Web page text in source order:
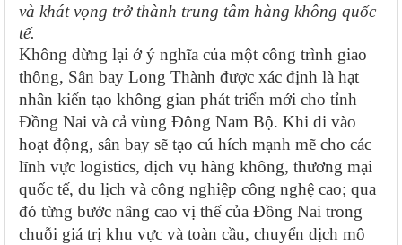
và khát vọng trở thành trung tâm hàng không quốc
tế.
Không dừng lại ở ý nghĩa của một công trình giao
thông, Sân bay Long Thành được xác định là hạt
nhân kiến tạo không gian phát triển mới cho tỉnh
Đồng Nai và cả vùng Đông Nam Bộ. Khi đi vào
hoạt động, sân bay sẽ tạo cú hích mạnh mẽ cho các
lĩnh vực logistics, dịch vụ hàng không, thương mại
quốc tế, du lịch và công nghiệp công nghệ cao; qua
đó từng bước nâng cao vị thế của Đồng Nai trong
chuỗi giá trị khu vực và toàn cầu, chuyển dịch mô